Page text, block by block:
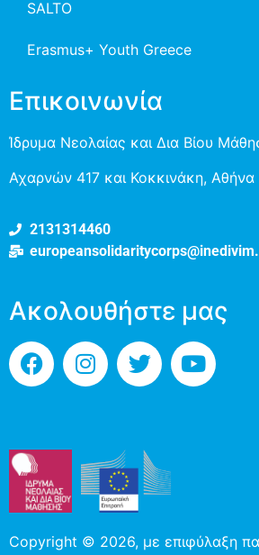
SALTO
Erasmus+ Youth Greece
Επικοινωνία
Ίδρυμα Νεολαίας και Δια Βίου
Αχαρνών 417 και Κοκκινάκη, Αθήνα
2131314460
Ακολουθήστε μας
Copyright © 2026, με επιφύλαξη